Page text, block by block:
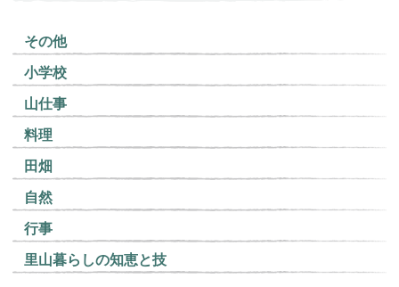
その他
小学校
山仕事
料理
田畑
自然
行事
里山暮らしの知恵と技